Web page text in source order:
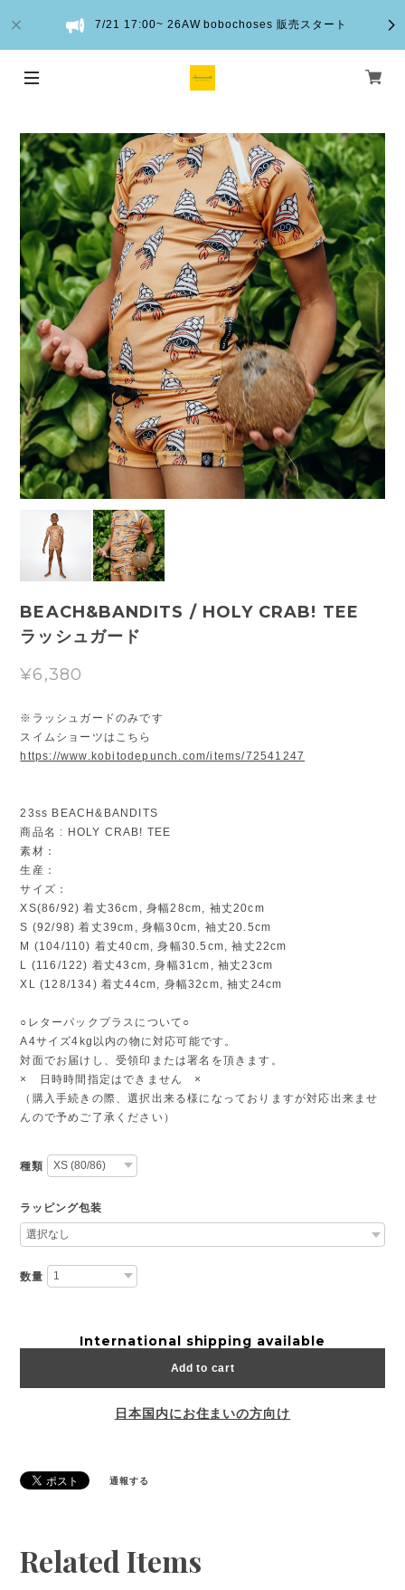
7/21 17:00~ 26AW bobochoses 販売スタート
BEACH&BANDITS / HOLY CRAB! TEE
ラッシュガード
¥6,380
※ラッシュガードのみです
スイムショーツはこちら
https://www.kobitodepunch.com/items/72541247
23ss BEACH&BANDITS
商品名 : HOLY CRAB! TEE
素材：
生産：
サイズ：
XS(86/92) 着丈36cm, 身幅28cm, 袖丈20cm
S (92/98) 着丈39cm, 身幅30cm, 袖丈20.5cm
M (104/110) 着丈40cm, 身幅30.5cm, 袖丈22cm
L (116/122) 着丈43cm, 身幅31cm, 袖丈23cm
XL (128/134) 着丈44cm, 身幅32cm, 袖丈24cm
○レターパックプラスについて○
A4サイズ4kg以内の物に対応可能です。
対面でお届けし、受領印または署名を頂きます。
× 日時時間指定はできません ×
（購入手続きの際、選択出来る様になっておりますが対応出来ませ
んので予めご了承ください）
種類
ラッピング包装
数量
International shipping available
Add to cart
日本国内にお住まいの方向け
通報する
Related Items